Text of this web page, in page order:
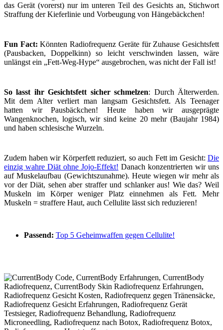
das Gerät (vorerst) nur im unteren Teil des Gesichts an, Stichwort
Straffung der Kieferlinie und Vorbeugung von Hängebäckchen!
Fun Fact: Könnten Radiofrequenz Geräte für Zuhause Gesichtsfett
(Pausbacken, Doppelkinn) so leicht verschwinden lassen, wäre
unlängst ein „Fett-Weg-Hype“ ausgebrochen, was nicht der Fall ist!
So lasst ihr Gesichtsfett sicher schmelzen: Durch Älterwerden.
Mit dem Alter verliert man langsam Gesichtsfett. Als Teenager
hatten wir Pausbäckchen! Heute haben wir ausgeprägte
Wangenknochen, logisch, wir sind keine 20 mehr (Baujahr 1984)
und haben schlesische Wurzeln.
Zudem haben wir Körperfett reduziert, so auch Fett im Gesicht: Die
einzig wahre Diät ohne Jojo-Effekt! Danach konzentrierten wir uns
auf Muskelaufbau (Gewichtszunahme). Heute wiegen wir mehr als
vor der Diät, sehen aber straffer und schlanker aus! Wie das? Weil
Muskeln im Körper weniger Platz einnehmen als Fett. Mehr
Muskeln = straffere Haut, auch Cellulite lässt sich reduzieren!
Passend: Top 5 Geheimwaffen gegen Cellulite!